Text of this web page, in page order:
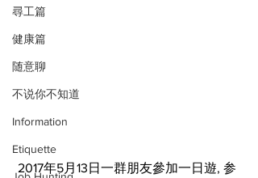
尋工篇
健康篇
随意聊
不说你不知道
Information
Etiquette